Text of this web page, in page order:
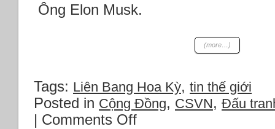
Ông Elon Musk.
(more…)
Tags: Liên Bang Hoa Kỳ, tin thế giới
Posted in Cộng Đồng, CSVN, Đấu
| Comments Offon